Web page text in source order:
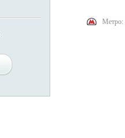
Метро: